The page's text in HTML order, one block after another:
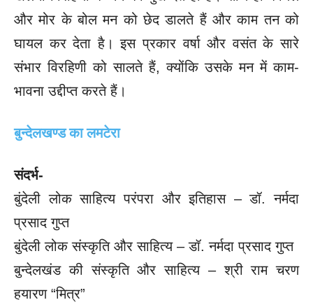
और मोर के बोल मन को छेद डालते हैं और काम तन को
घायल कर देता है। इस प्रकार वर्षा और वसंत के सारे
संभार विरहिणी को सालते हैं, क्योंकि उसके मन में काम-
भावना उद्दीप्त करते हैं।
बुन्देलखण्ड का लमटेरा
संदर्भ-
बुंदेली लोक साहित्य परंपरा और इतिहास – डॉ. नर्मदा
प्रसाद गुप्त
बुंदेली लोक संस्कृति और साहित्य – डॉ. नर्मदा प्रसाद गुप्त
बुन्देलखंड की संस्कृति और साहित्य – श्री राम चरण
हयारण “मित्र”